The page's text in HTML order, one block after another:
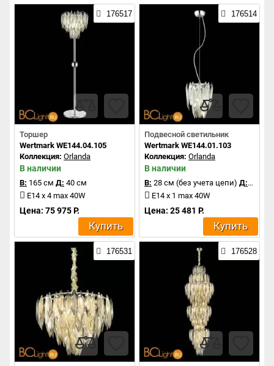
176517
Торшер
Wertmark WE144.04.105
Коллекция: Orlanda
В наличии
В: 165 см Д: 40 см
E14 x 4 max 40W
Цена: 75 975 Р.
Купить
176514
Подвесной светильник
Wertmark WE144.01.103
Коллекция: Orlanda
В наличии
В: 28 см (без учета цепи) Д:20 см
E14 x 1 max 40W
Цена: 25 481 Р.
Купить
176531 176528